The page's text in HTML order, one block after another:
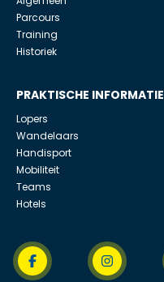
Parcours
Training
Historiek
PRAKTISCHE INFORMATIE
Lopers
Wandelaars
Handisport
Mobiliteit
Teams
Hotels